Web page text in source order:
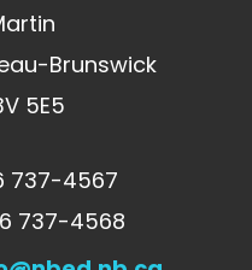
Brunswick
5E5
737-4567
737-4568